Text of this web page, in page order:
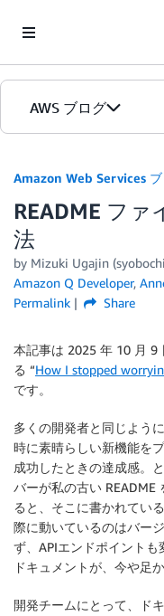
AWS ブログ
カテゴリ
エディション
Amazon Web Services
README フ
法
by Mizuki Ugajin
Amazon Q Developer,
Permalink
Share
本記事は 2025 年 10 月 9
る “How I stopped
です。
多くの開発者と同じよう
時に素晴らしい新機能を
成功したときの達成感。
バーが私の古い README
ると、そこに書かれてい
際に動いているのはバー
ず、APIエンドポイント
ドキュメントが、今や足
開発チームにとって、ド